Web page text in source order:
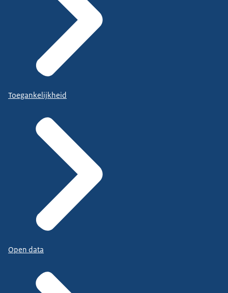
Toegankelijkheid
Open data